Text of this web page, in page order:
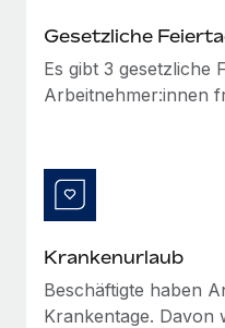
Mobilität und
Mühelose Relocation
Reverse Tech auf einen
Wellness-Startup
Den Blog erkunden
BLOG
Gusto und Zero und
Plus
aller Größen dabei
Mehr erfahren
Gesetzliche
Es gibt 3 gesetzliche
Arbeitnehmer:innen
Krankenurlaub
Beschäftigte haben
Krankentage. Davon